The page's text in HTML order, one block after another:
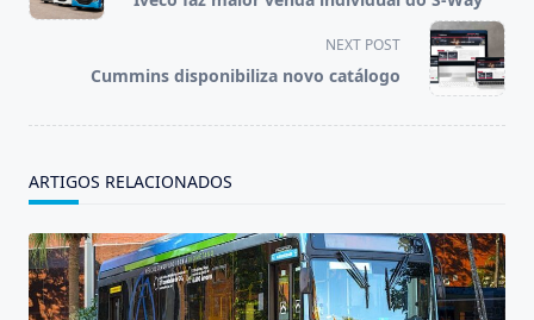
subtitle
reader-
NEXT POST
Cummins disponibiliza novo catálogo
ARTIGOS RELACIONADOS